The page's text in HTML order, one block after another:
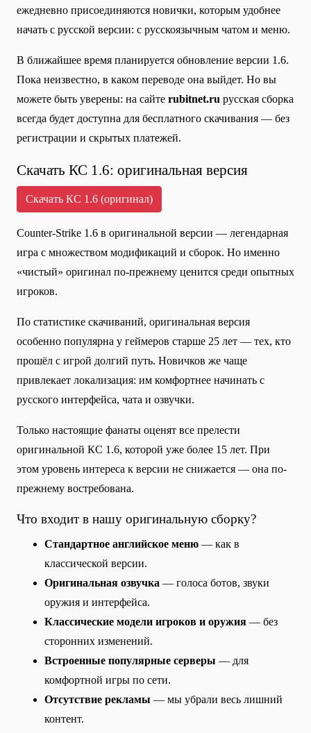
ежедневно присоединяются новички, которым удобнее
начать с русской версии: с русскоязычным чатом и меню.
В ближайшее время планируется обновление версии 1.6.
Пока неизвестно, в каком переводе она выйдет. Но вы
можете быть уверены: на сайте rubitnet.ru русская сборка
всегда будет доступна для бесплатного скачивания — без
регистрации и скрытых платежей.
Скачать КС 1.6: оригинальная версия
Скачать КС 1.6 (оригинал)
Counter-Strike 1.6 в оригинальной версии — легендарная
игра с множеством модификаций и сборок. Но именно
«чистый» оригинал по-прежнему ценится среди опытных
игроков.
По статистике скачиваний, оригинальная версия
особенно популярна у геймеров старше 25 лет — тех, кто
прошёл с игрой долгий путь. Новичков же чаще
привлекает локализация: им комфортнее начинать с
русского интерфейса, чата и озвучки.
Только настоящие фанаты оценят все прелести
оригинальной КС 1.6, которой уже более 15 лет. При
этом уровень интереса к версии не снижается — она по-
прежнему востребована.
Что входит в нашу оригинальную сборку?
Стандартное английское меню — как в
классической версии.
Оригинальная озвучка — голоса ботов, звуки
оружия и интерфейса.
Классические модели игроков и оружия — без
сторонних изменений.
Встроенные популярные серверы — для
комфортной игры по сети.
Отсутствие рекламы — мы убрали весь лишний
контент.